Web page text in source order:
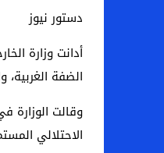
دستور نيوز
أدانت وزارة
الضفة
وقالت الوزارة
الاحتلالي